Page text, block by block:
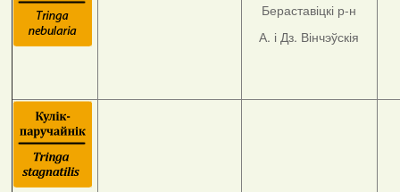
Бераставіцкі р-н
А. і Дз. Вінчэўскія